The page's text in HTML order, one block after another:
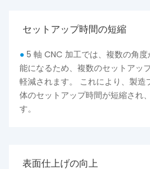
セットアップ時間の短縮
● 5 軸 CNC 加工では、複数の角
能になるため、複数のセットアッ
軽減されます。 これにより、製造
体のセットアップ時間が短縮され
す。
表面仕上げの向上